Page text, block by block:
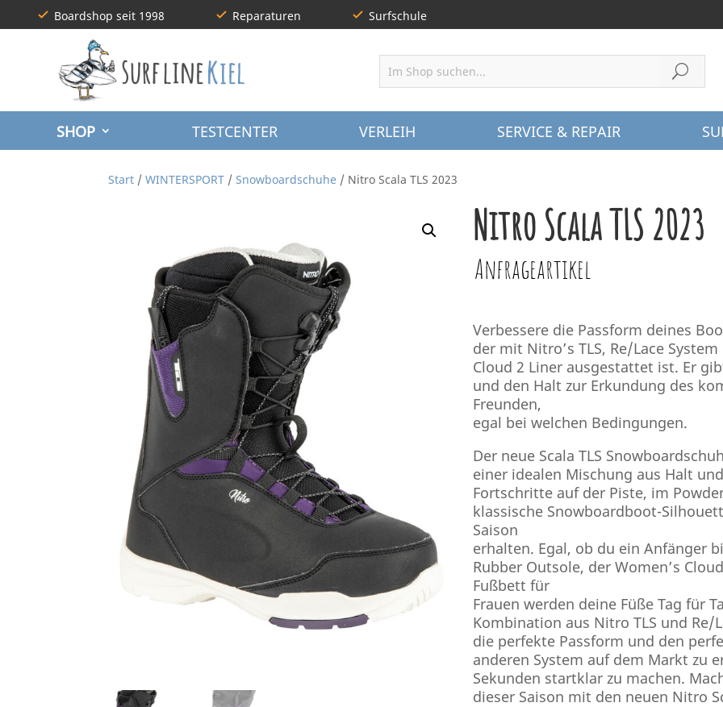
Boardshop seit 1998 Reparaturen Surfschule
SHOP TESTCENTER VERLEIH SERVICE & REPAIR
Start /WINTERSPORT /Snowboardschuhe / Nitro Scala TLS 2023
Nitro Scala TLS 2023
Anfrageartikel
Verbessere die Passform deines
der mit Nitro’s TLS, Re/Lace
Cloud 2 Liner ausgestattet ist. Er
und den Halt zur Erkundung des
Freunden,
egal bei welchen Bedingungen.
Der neue Scala TLS
einer idealen Mischung aus Halt
Fortschritte auf der Piste, im
klassische Snowboardboot-
Saison
erhalten. Egal, ob du ein Anfänger
Rubber Outsole, der Women’s
Fußbett für
Frauen werden deine Füße Tag für
Kombination aus Nitro TLS und
die perfekte Passform und den
anderen System auf dem Markt zu
Sekunden startklar zu machen.
dieser Saison mit den neuen Nitro